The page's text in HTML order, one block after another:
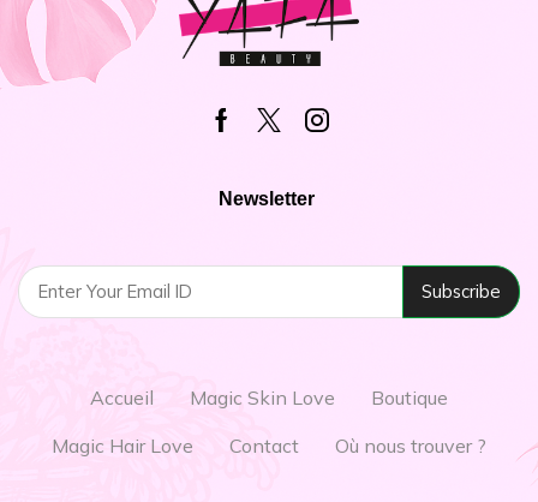
Newsletter
Accueil Magic Skin Love
Boutique
Magic Hair Love
Contact Où nous trouver ?